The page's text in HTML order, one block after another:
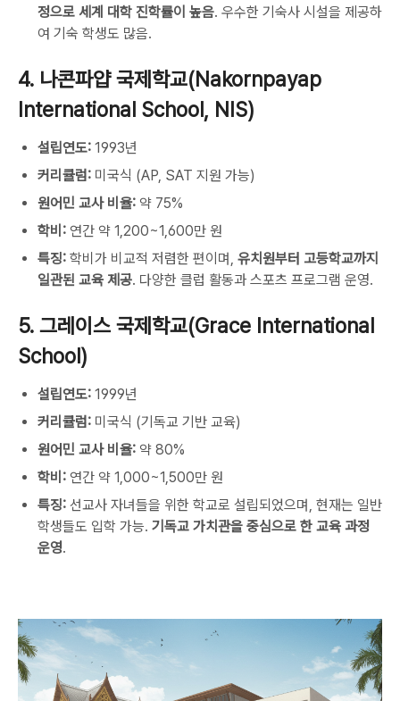
정으로 세계 대학 진학률이 높음. 우수한 기숙사 시설을 제공하
여 기숙 학생도 많음.
4. 나콘파얍 국제학교(Nakornpayap
International School, NIS)
설립연도: 1993년
커리큘럼: 미국식 (AP, SAT 지원 가능)
원어민 교사 비율: 약 75%
학비: 연간 약 1,200~1,600만 원
특징: 학비가 비교적 저렴한 편이며, 유치원부터 고등학교까지
일관된 교육 제공. 다양한 클럽 활동과 스포츠 프로그램 운영.
5. 그레이스 국제학교(Grace International
School)
설립연도: 1999년
커리큘럼: 미국식 (기독교 기반 교육)
원어민 교사 비율: 약 80%
학비: 연간 약 1,000~1,500만 원
특징: 선교사 자녀들을 위한 학교로 설립되었으며, 현재는 일반
학생들도 입학 가능. 기독교 가치관을 중심으로 한 교육 과정
운영.